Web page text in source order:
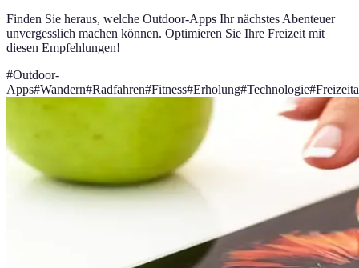
Finden Sie heraus, welche Outdoor-Apps Ihr nächstes Abenteuer
unvergesslich machen können. Optimieren Sie Ihre Freizeit mit
diesen Empfehlungen!
#Outdoor-
Apps#Wandern#Radfahren#Fitness#Erholung#Technologie#